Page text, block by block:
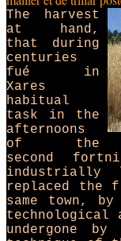
The harvest
at hand,
that during
centuries
fué in
Xares
habitual
task in the
afternoons
of the
second
replaced the
same town,
technological
undergone